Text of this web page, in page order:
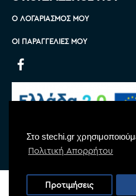
Στο stechi.gr
Πολιτική Απορρήτου
Προτιμήσεις
Ο ΛΟΓΑΡΙΑΣΜΌΣ ΜΟΥ
ΟΙ ΠΑΡΑΓΓΕΛΊΕΣ ΜΟΥ
Copyright © 2022
Powered by